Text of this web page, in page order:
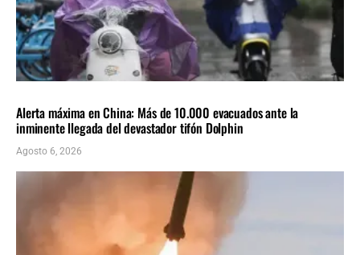
Alerta máxima en China: Más de 10.000 evacuados ante la
inminente llegada del devastador tifón Dolphin
Agosto 6, 2026